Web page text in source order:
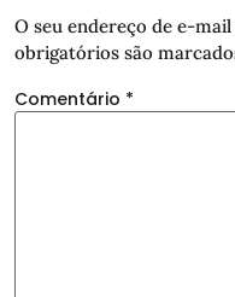
O seu endereço de e-
obrigatórios são
Comentário *